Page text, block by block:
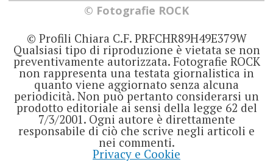
© Fotografie ROCK
© Profili Chiara C.F. PRFCHR89H49E379W
Qualsiasi tipo di riproduzione è vietata se non
preventivamente autorizzata. Fotografie ROCK
non rappresenta una testata giornalistica in
quanto viene aggiornato senza alcuna
periodicità. Non può pertanto considerarsi un
prodotto editoriale ai sensi della legge 62 del
7/3/2001. Ogni autore è direttamente
responsabile di ciò che scrive negli articoli e
nei commenti.
Privacy e Cookie